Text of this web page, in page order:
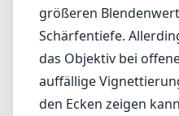
größeren
Schärfentiefe.
das Objektiv bei
auffällige
den Ecken zeigen